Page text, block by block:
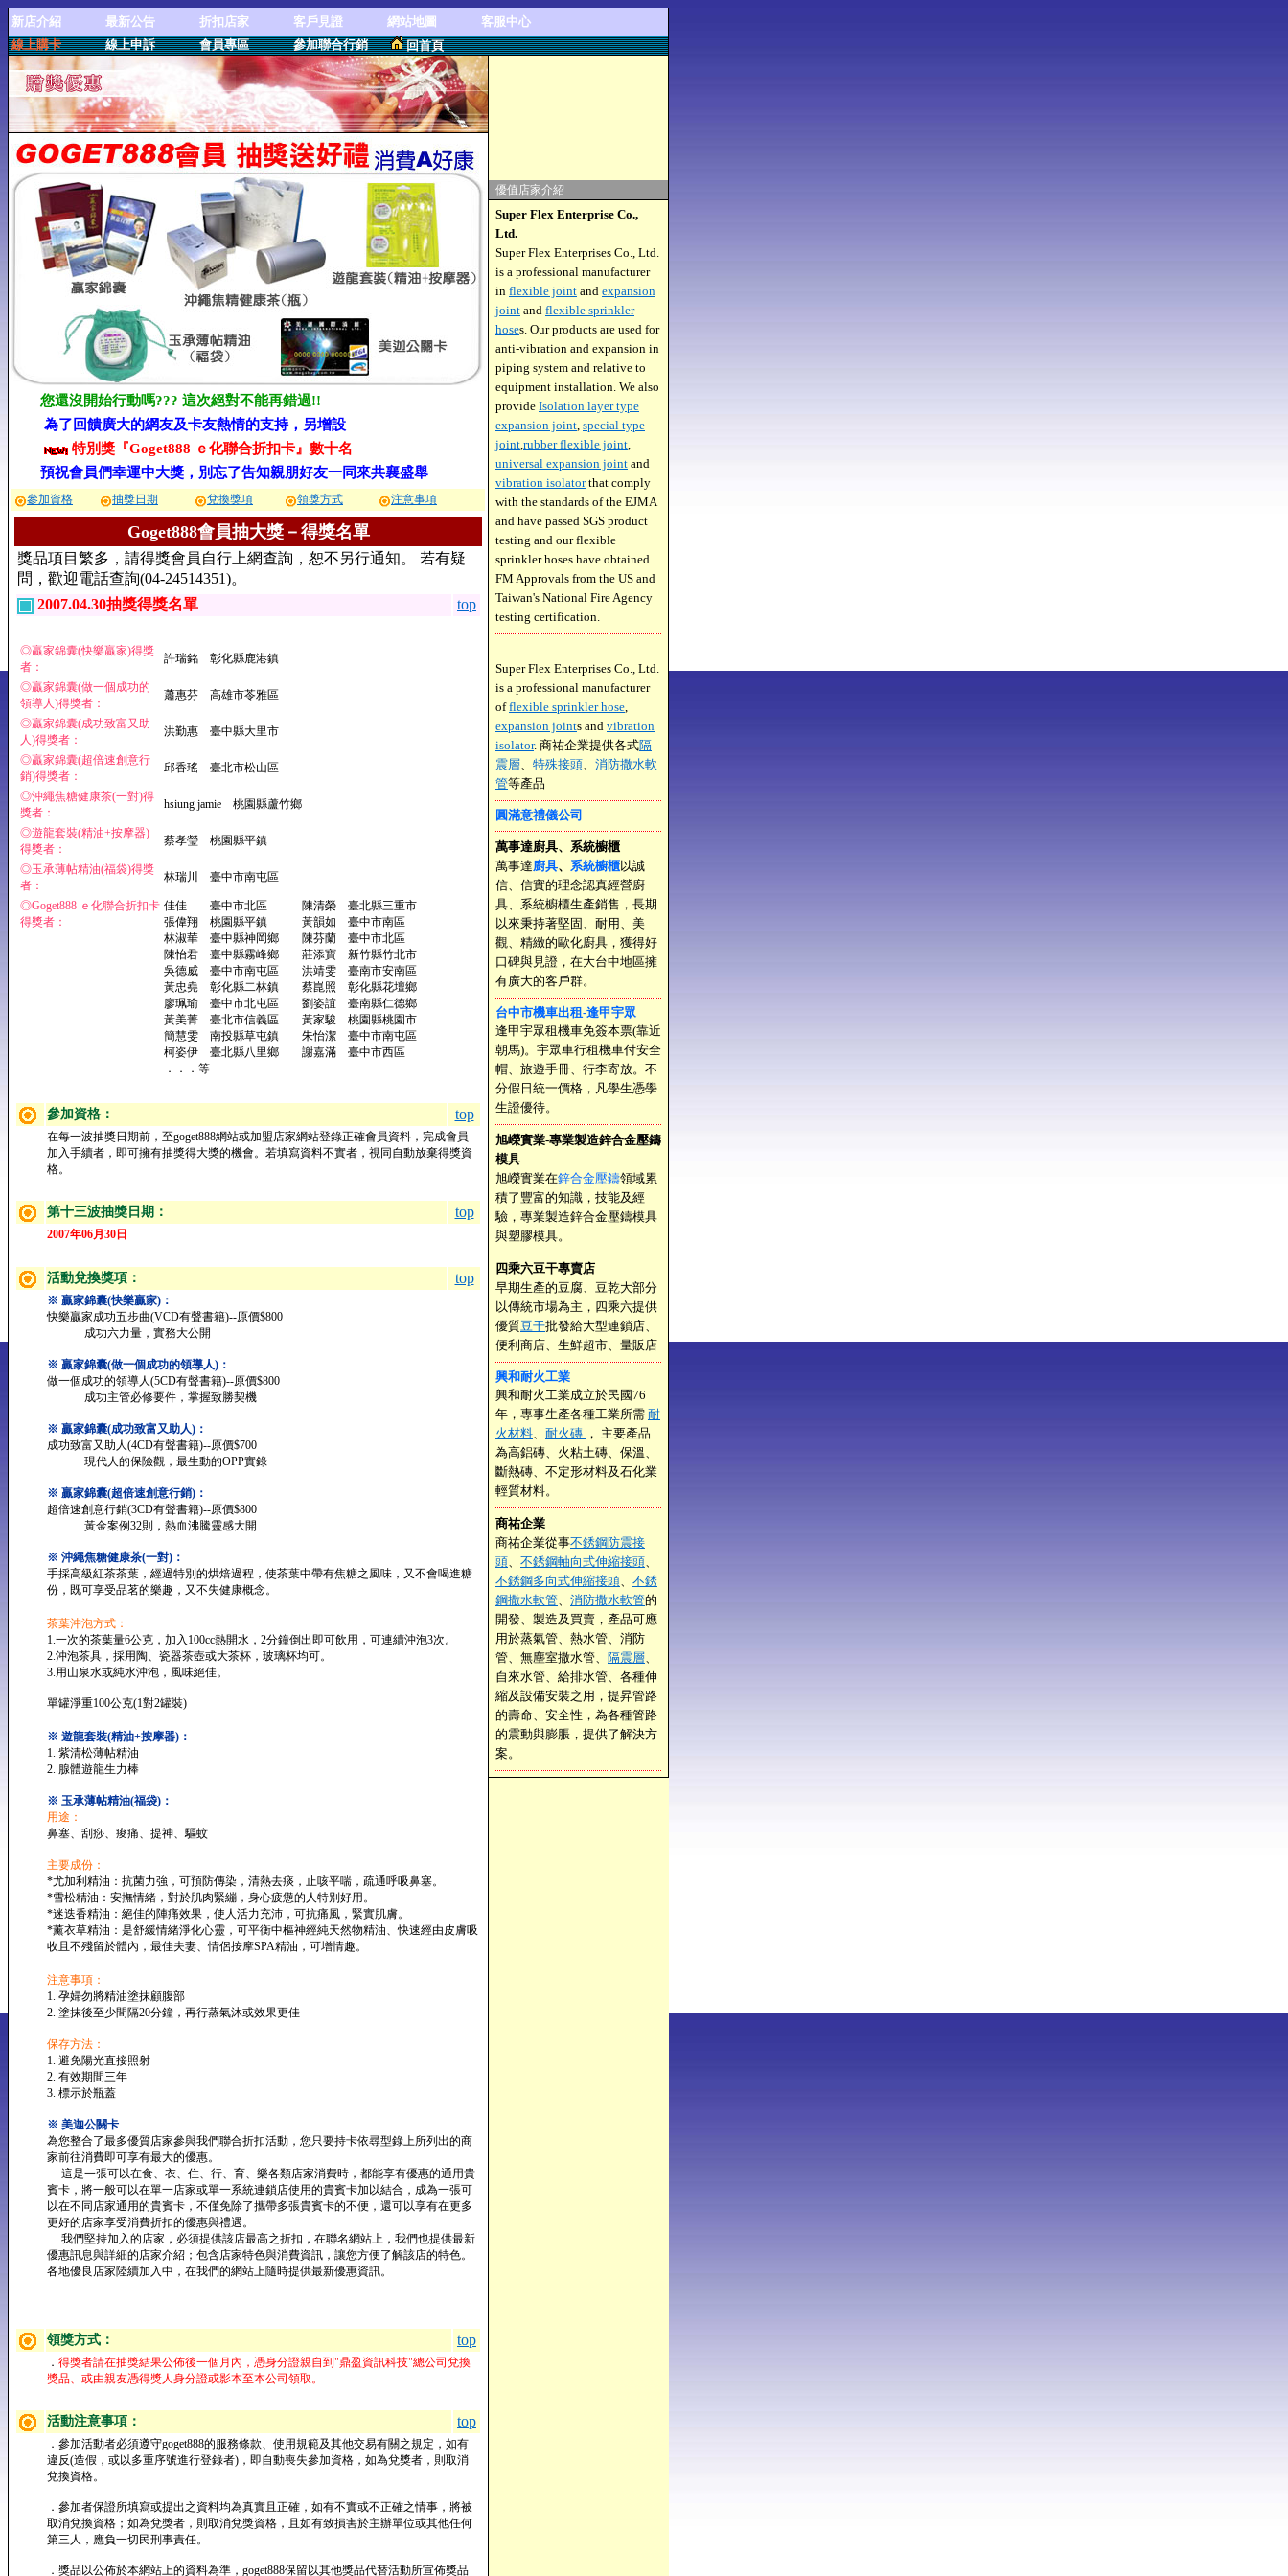
新店介紹 最新公告 折扣店家 客戶見證 網站地圖
客服中心
線上購卡
線上申訴 會員專區 參加聯合行銷 回首頁
您還沒開始行動嗎??? 這次絕對不能再錯過!!
為了回饋廣大的網友及卡友熱情的支持，另增設
特別獎『Goget888 ｅ化聯合折扣卡』數十名
預祝會員們幸運中大獎，別忘了告知親朋好友一同來共襄盛舉
參加資格 抽獎日期 兌換獎項 領獎方式 注意事項
Goget888會員抽大獎－得獎名單
獎品項目繁多，請得獎會員自行上網查詢，恕不另行通知。 若有疑
問，歡迎電話查詢(04-24514351)。
2007.04.30抽獎得獎名單
top
◎贏家錦囊(快樂贏家)得獎
者：
許瑞銘 彰化縣鹿港鎮
◎贏家錦囊(做一個成功的
領導人)得獎者：
蕭惠芬 高雄市苓雅區
◎贏家錦囊(成功致富又助
人)得獎者：
洪勤惠 臺中縣大里市
◎贏家錦囊(超倍速創意行
銷)得獎者：
邱香瑤 臺北市松山區
◎沖繩焦糖健康茶(一對)得
獎者：
hsiung jamie 桃園縣蘆竹鄉
◎遊龍套裝(精油+按摩器)
得獎者：
蔡孝瑩 桃園縣平鎮
◎玉承薄帖精油(福袋)得獎
者：
林瑞川 臺中市南屯區
◎Goget888 ｅ化聯合折扣卡
得獎者：
佳佳 臺中市北區 陳清榮 臺北縣三重市
張偉翔 桃園縣平鎮 黃韻如 臺中市南區
林淑華 臺中縣神岡鄉 陳芬蘭 臺中市北區
陳怡君 臺中縣霧峰鄉 莊添寶 新竹縣竹北市
吳德威 臺中市南屯區 洪靖雯 臺南市安南區
黃忠堯 彰化縣二林鎮 蔡崑照 彰化縣花壇鄉
廖珮瑜 臺中市北屯區 劉姿誼 臺南縣仁德鄉
黃美菁 臺北市信義區 黃家駿 桃園縣桃園市
簡慧雯 南投縣草屯鎮 朱怡潔 臺中市南屯區
柯姿伊 臺北縣八里鄉 謝嘉滿 臺中市西區
．．．等
參加資格： top
在每一波抽獎日期前，至goget888網站或加盟店家網站登錄正確會員資料，完成會員
加入手續者，即可擁有抽獎得大獎的機會。若填寫資料不實者，視同自動放棄得獎資
格。
第十三波抽獎日期： top
2007年06月30日
活動兌換獎項： top
※ 贏家錦囊(快樂贏家)：
快樂贏家成功五步曲(VCD有聲書籍)--原價$800
成功六力量，實務大公開
※ 贏家錦囊(做一個成功的領導人)：
做一個成功的領導人(5CD有聲書籍)--原價$800
成功主管必修要件，掌握致勝契機
※ 贏家錦囊(成功致富又助人)：
成功致富又助人(4CD有聲書籍)--原價$700
現代人的保險觀，最生動的OPP實錄
※ 贏家錦囊(超倍速創意行銷)：
超倍速創意行銷(3CD有聲書籍)--原價$800
黃金案例32則，熱血沸騰靈感大開
※ 沖繩焦糖健康茶(一對)：
手採高級紅茶茶葉，經過特別的烘焙過程，使茶葉中帶有焦糖之風味，又不會喝進糖
份，既可享受品茗的樂趣，又不失健康概念。
茶葉沖泡方式：
1.一次的茶葉量6公克，加入100cc熱開水，2分鐘倒出即可飲用，可連續沖泡3次。
2.沖泡茶具，採用陶、瓷器茶壺或大茶杯，玻璃杯均可。
3.用山泉水或純水沖泡，風味絕佳。
單罐淨重100公克(1對2罐裝)
※ 遊龍套裝(精油+按摩器)：
1. 紫清松薄帖精油
2. 腺體遊龍生力棒
※ 玉承薄帖精油(福袋)：
用途：
鼻塞、刮痧、痠痛、提神、驅蚊
主要成份：
*尤加利精油：抗菌力強，可預防傳染，清熱去痰，止咳平喘，疏通呼吸鼻塞。
*雪松精油：安撫情緒，對於肌肉緊繃，身心疲憊的人特別好用。
*迷迭香精油：絕佳的陣痛效果，使人活力充沛，可抗痛風，緊實肌膚。
*薰衣草精油：是舒緩情緒淨化心靈，可平衡中樞神經純天然物精油、快速經由皮膚吸
收且不殘留於體內，最佳夫妻、情侶按摩SPA精油，可增情趣。
注意事項：
1. 孕婦勿將精油塗抹顧腹部
2. 塗抹後至少間隔20分鐘，再行蒸氣沐或效果更佳
保存方法：
1. 避免陽光直接照射
2. 有效期間三年
3. 標示於瓶蓋
※ 美迦公關卡
為您整合了最多優質店家參與我們聯合折扣活動，您只要持卡依尋型錄上所列出的商
家前往消費即可享有最大的優惠。
這是一張可以在食、衣、住、行、育、樂各類店家消費時，都能享有優惠的通用貴
賓卡，將一般可以在單一店家或單一系統連鎖店使用的貴賓卡加以結合，成為一張可
以在不同店家通用的貴賓卡，不僅免除了攜帶多張貴賓卡的不便，還可以享有在更多
更好的店家享受消費折扣的優惠與禮遇。
我們堅持加入的店家，必須提供該店最高之折扣，在聯名網站上，我們也提供最新
優惠訊息與詳細的店家介紹；包含店家特色與消費資訊，讓您方便了解該店的特色。
各地優良店家陸續加入中，在我們的網站上隨時提供最新優惠資訊。
領獎方式： top
． 得獎者請在抽獎結果公佈後一個月內，憑身分證親自到"鼎盈資訊科技"總公司兌換
獎品、或由親友憑得獎人身分證或影本至本公司領取。
活動注意事項： top
．參加活動者必須遵守goget888的服務條款、使用規範及其他交易有關之規定，如有
違反(造假，或以多重序號進行登錄者)，即自動喪失參加資格，如為兌獎者，則取消
兌換資格。
．參加者保證所填寫或提出之資料均為真實且正確，如有不實或不正確之情事，將被
取消兌換資格；如為兌獎者，則取消兌獎資格，且如有致損害於主辦單位或其他任何
第三人，應負一切民刑事責任。
．獎品以公佈於本網站上的資料為準，goget888保留以其他獎品代替活動所宣佈獎品
優值店家介紹
Super Flex Enterprise Co.,
Ltd.
Super Flex Enterprises Co., Ltd.
is a professional manufacturer
in flexible joint and expansion
joint and flexible sprinkler
hoses. Our products are used for
anti-vibration and expansion in
piping system and relative to
equipment installation. We also
provide Isolation layer type
expansion joint, special type
joint,rubber flexible joint,
universal expansion joint and
vibration isolatorthat comply
with the standards of the EJMA
and have passed SGS product
testing and our flexible
sprinkler hoses have obtained
FM Approvals from the US and
Taiwan's National Fire Agency
testing certification.
Super Flex Enterprises Co., Ltd.
is a professional manufacturer
offlexible sprinkler hose,
expansion joints and vibration
isolator. 商祐企業提供各式隔
震層、 特殊接頭、 消防撒水軟
管等產品
圓滿意禮儀公司
萬事達廚具、系統櫥櫃
萬事達廚具、 系統櫥櫃以誠
信、信實的理念認真經營廚
具、系統櫥櫃生產銷售，長期
以來秉持著堅固、耐用、美
觀、精緻的歐化廚具，獲得好
口碑與見證，在大台中地區擁
有廣大的客戶群。
台中市機車出租-逢甲宇眾
逢甲宇眾租機車免簽本票(靠近
朝馬)。宇眾車行租機車付安全
帽、旅遊手冊、行李寄放。不
分假日統一價格，凡學生憑學
生證優待。
旭嶸實業-專業製造鋅合金壓鑄
模具
旭嶸實業在鋅合金壓鑄領域累
積了豐富的知識，技能及經
驗，專業製造鋅合金壓鑄模具
與塑膠模具。
四乘六豆干專賣店
早期生產的豆腐、豆乾大部分
以傳統市場為主，四乘六提供
優質豆干批發給大型連鎖店、
便利商店、生鮮超市、量販店
興和耐火工業
興和耐火工業成立於民國76
年，專事生產各種工業所需 耐
火材料、 耐火磚 ， 主要產品
為高鋁磚、火粘土磚、保溫、
斷熱磚、不定形材料及石化業
輕質材料。
商祐企業
商祐企業從事不銹鋼防震接
頭、 不銹鋼軸向式伸縮接頭、
不銹鋼多向式伸縮接頭、 不銹
鋼撒水軟管、 消防撒水軟管的
開發、製造及買賣，產品可應
用於蒸氣管、熱水管、消防
管、無塵室撒水管、 隔震層、
自來水管、給排水管、各種伸
縮及設備安裝之用，提昇管路
的壽命、安全性，為各種管路
的震動與膨脹，提供了解決方
案。